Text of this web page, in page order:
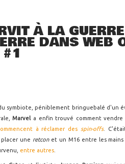
À LA
DANS WEB
symbiote, péniblement bringuebalé d'un
Marvel a enfin trouvé comment vendre
à réclamer des spin-offs.
une retconet un M16 entre les
entre autres